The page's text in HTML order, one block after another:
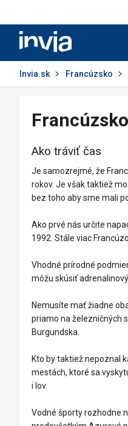
Invia.sk
Invia.sk Francúzsko
Francúzsko
Ako tráviť čas
Je samozrejmé, že
rokov. Je však taktiež
bez toho aby sme mali
Ako prvé nás určite
1992. Stále viac
Vhodné prírodné
môžu skúsiť
Nemusíte mať žiadne
priamo na železničných
Burgundska.
Kto by taktiež nepoznal
mestách, ktoré sa
i lov.
Vodné športy rozhodne